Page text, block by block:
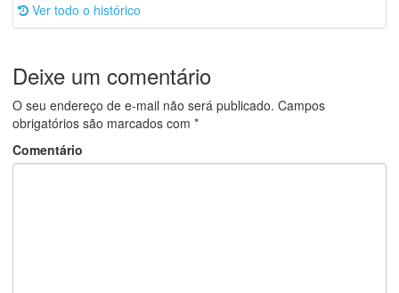
Ver todo o histórico
Deixe um comentário
O seu endereço de e-mail não será publicado. Campos
obrigatórios são marcados com *
Comentário